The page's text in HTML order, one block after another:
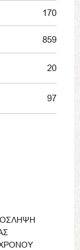
170
859
20
97
ΧΡΟΝΟΥ